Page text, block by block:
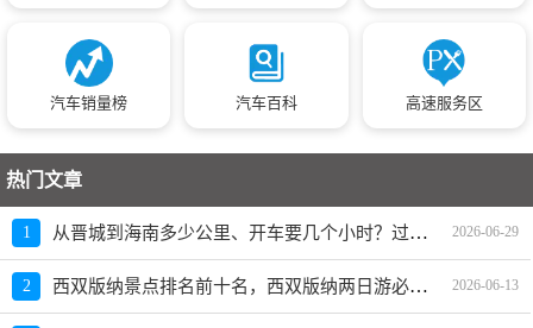
汽车销量榜 汽车百科 高速服务区
热门文章
1 从晋城到海南多少公里、开车要几个小时？过路费、油费等 2026-06-29
2 西双版纳景点排名前十名，西双版纳两日游必去景点 2026-06-13